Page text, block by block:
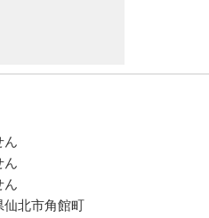
ん
ん
ん
仙北市角館町